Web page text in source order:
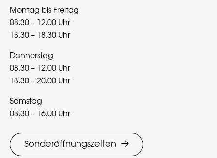
Montag bis Freitag
08.30 – 12.00 Uhr
13.30 – 18.30 Uhr
Donnerstag
08.30 – 12.00 Uhr
13.30 – 20.00 Uhr
Samstag
08.30 – 16.00 Uhr
Sonderöffnungszeiten